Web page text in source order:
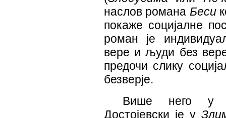
наслов романа Беси
покаже социјалне
роман је
вере и људи без
предочи слику
безверје.
Више него у
Достојевски је у